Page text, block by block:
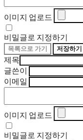
이미지 업로드
비밀글로 지정하기
목록으로 가기 저장하기
제목
글쓴이
이메일
이미지 업로드
비밀글로 지정하기